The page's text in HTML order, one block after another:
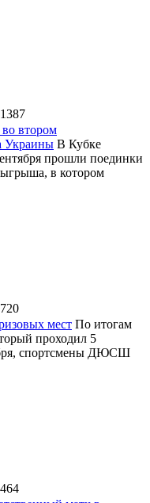
1387
втором
Украины В Кубке
прошли поединки
в котором
мест По итогам
проходил 5
спортсмены ДЮСШ